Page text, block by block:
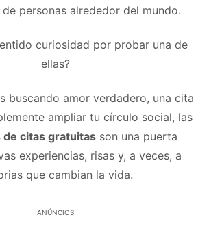
personas alrededor del mundo.
curiosidad por probar una de
ellas?
buscando amor verdadero, una cita
ampliar tu círculo social, las
de citas gratuitasson una puerta
experiencias, risas y, a veces, a
que cambian la vida.
ANÚNCIOS